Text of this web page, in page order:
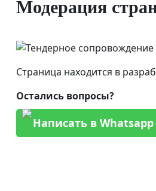
Модерация
Страница находится в
Остались вопросы?
Написать в Whatsapp